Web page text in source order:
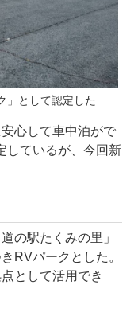
」として認定した
心して車中泊がで
しているが、今回新
の駅たくみの里」
RVパークとした。
として活用でき